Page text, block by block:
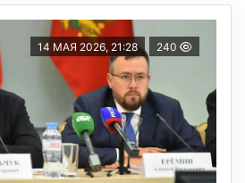
14 МАЯ 2026, 21:28 240